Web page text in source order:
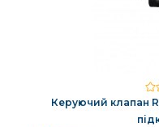
Керуючий клапан